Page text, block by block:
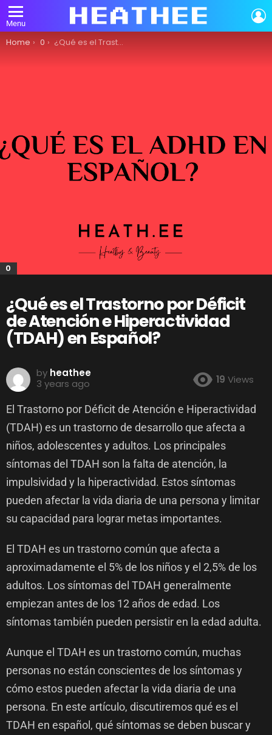
Menu
You are here:
Home 0 ¿Qué es el Trastorno por Déficit de Atención e Hiperactividad (TDAH) en Español?
0
¿Qué es el Trastorno por Déficit
de Atención e Hiperactividad
(TDAH) en Español?
by heathee
3 years ago
19 Views
El Trastorno por Déficit de Atención e Hiperactividad
(TDAH) es un trastorno de desarrollo que afecta a
niños, adolescentes y adultos. Los principales
síntomas del TDAH son la falta de atención, la
impulsividad y la hiperactividad. Estos síntomas
pueden afectar la vida diaria de una persona y limitar
su capacidad para lograr metas importantes.
El TDAH es un trastorno común que afecta a
aproximadamente el 5% de los niños y el 2,5% de los
adultos. Los síntomas del TDAH generalmente
empiezan antes de los 12 años de edad. Los
síntomas también pueden persistir en la edad adulta.
Aunque el TDAH es un trastorno común, muchas
personas no están conscientes de los síntomas y
cómo estos pueden afectar la vida diaria de una
persona. En este artículo, discutiremos qué es el
TDAH en español, qué síntomas se deben buscar y